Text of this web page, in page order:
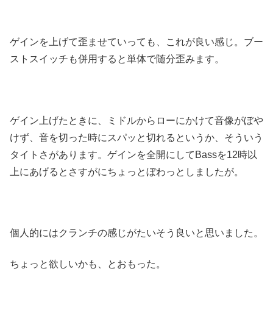
ゲインを上げて歪ませていっても、これが良い感じ。ブー
ストスイッチも併用すると単体で随分歪みます。
ゲイン上げたときに、ミドルからローにかけて音像がぼや
けず、音を切った時にスパッと切れるというか、そういう
タイトさがあります。ゲインを全開にしてBassを12時以
上にあげるとさすがにちょっとぼわっとしましたが。
個人的にはクランチの感じがたいそう良いと思いました。
ちょっと欲しいかも、とおもった。